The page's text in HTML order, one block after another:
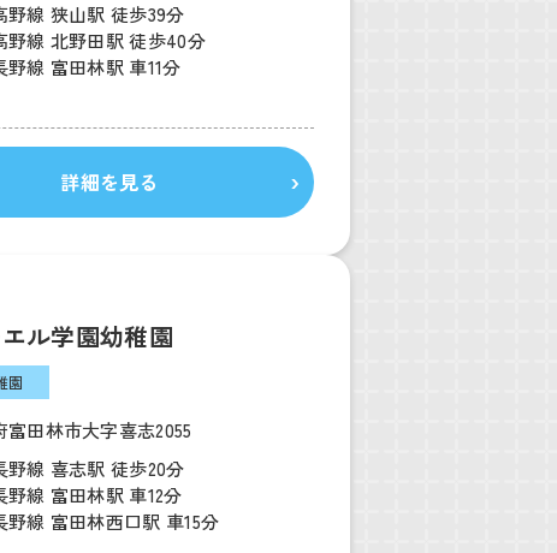
野線 狭山駅 徒歩39分
野線 北野田駅 徒歩40分
野線 富田林駅 車11分
詳細を見る
ル学園幼稚園
園
富田林市大字喜志2055
野線 喜志駅 徒歩20分
野線 富田林駅 車12分
野線 富田林西口駅 車15分